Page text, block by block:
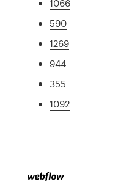
1066
590
1269
944
355
1092